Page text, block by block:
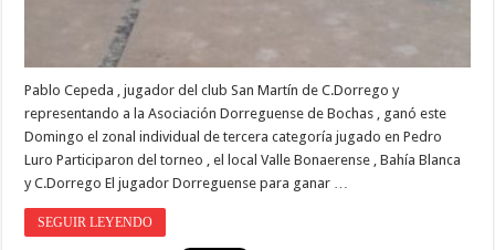
Pablo Cepeda , jugador del club San Martín de C.Dorrego y
representando a la Asociación Dorreguense de Bochas , ganó este
Domingo el zonal individual de tercera categoría jugado en Pedro
Luro Participaron del torneo , el local Valle Bonaerense , Bahía Blanca
y C.Dorrego El jugador Dorreguense para ganar …
SEGUIR LEYENDO